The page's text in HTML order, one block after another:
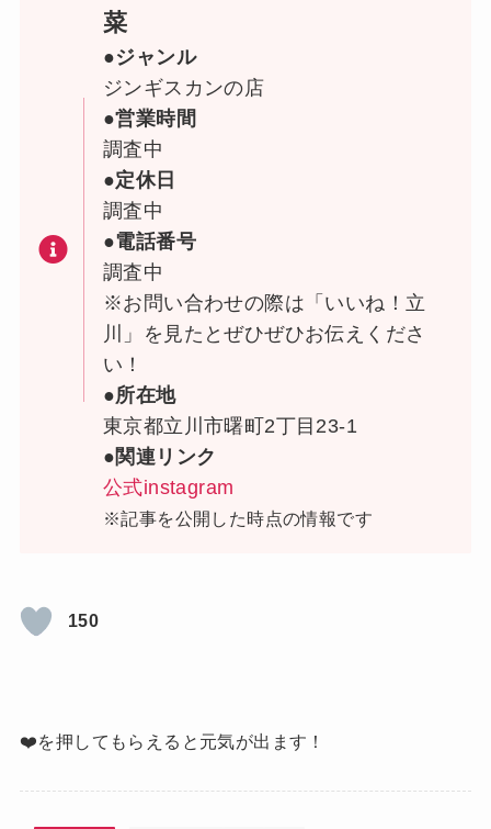
菜
●ジャンル
ジンギスカンの店
●営業時間
調査中
●定休日
調査中
●電話番号
調査中
※お問い合わせの際は「いいね！立
川」を見たとぜひぜひお伝えくださ
い！
●所在地
東京都立川市曙町2丁目23-1
●関連リンク
公式instagram
※記事を公開した時点の情報です
150
❤️を押してもらえると元気が出ます！